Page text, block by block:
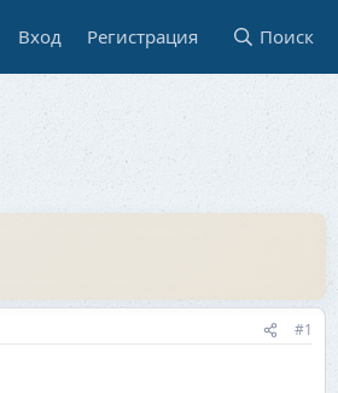
Вход Регистрация Поиск
#1